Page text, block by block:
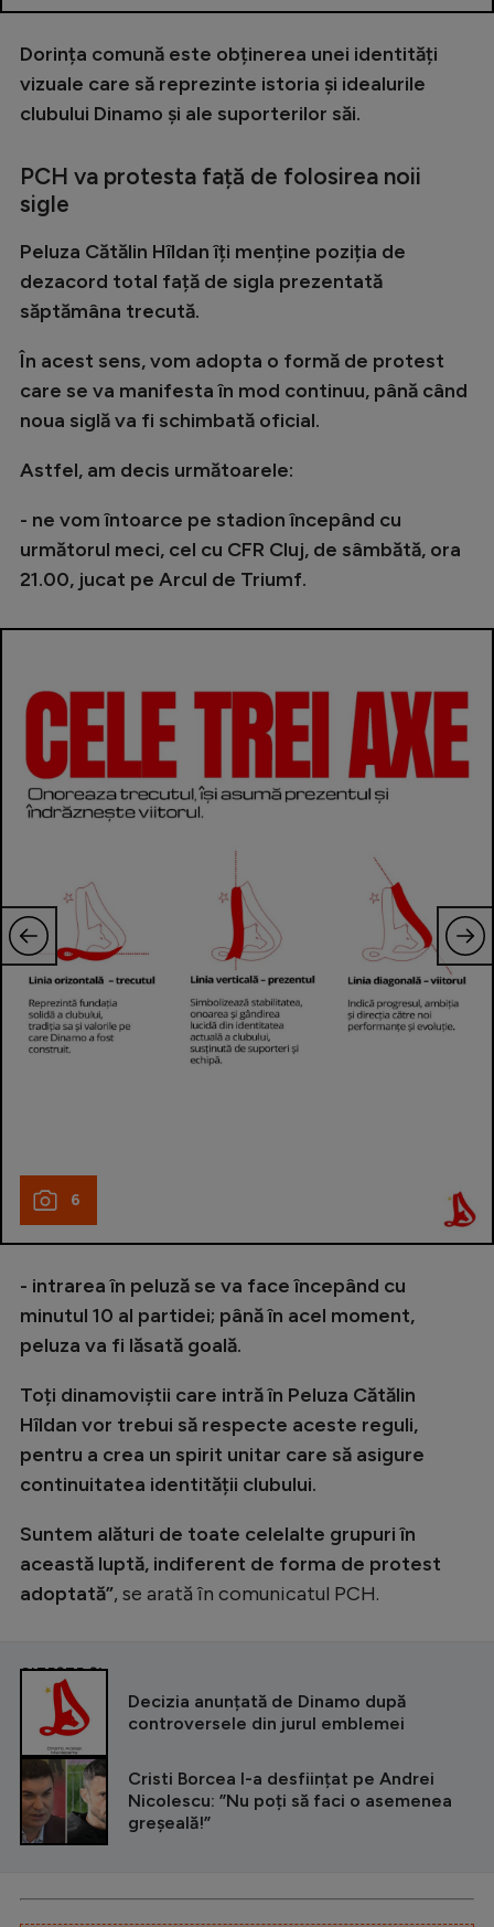
Dorința comună este obținerea unei identități
vizuale care să reprezinte istoria și idealurile
clubului Dinamo și ale suporterilor săi.
PCH va protesta față de folosirea noii
sigle
Peluza Cătălin Hîldan îți menține poziția de
dezacord total față de sigla prezentată
săptămâna trecută.
În acest sens, vom adopta o formă de protest
care se va manifesta în mod continuu, până când
noua siglă va fi schimbată oficial.
Astfel, am decis următoarele:
- ne vom întoarce pe stadion începând cu
următorul meci, cel cu CFR Cluj, de sâmbătă, ora
21.00, jucat pe Arcul de Triumf.
6
- intrarea în peluză se va face începând cu
minutul 10 al partidei; până în acel moment,
peluza va fi lăsată goală.
Toți dinamoviștii care intră în Peluza Cătălin
Hîldan vor trebui să respecte aceste reguli,
pentru a crea un spirit unitar care să asigure
continuitatea identității clubului.
Suntem alături de toate celelalte grupuri în
această luptă, indiferent de forma de protest
adoptată”, se arată în comunicatul PCH.
CITEȘTE ȘI
Decizia anunțată de Dinamo după
controversele din jurul emblemei
Cristi Borcea l-a desființat pe Andrei
Nicolescu: ”Nu poți să faci o asemenea
greșeală!”